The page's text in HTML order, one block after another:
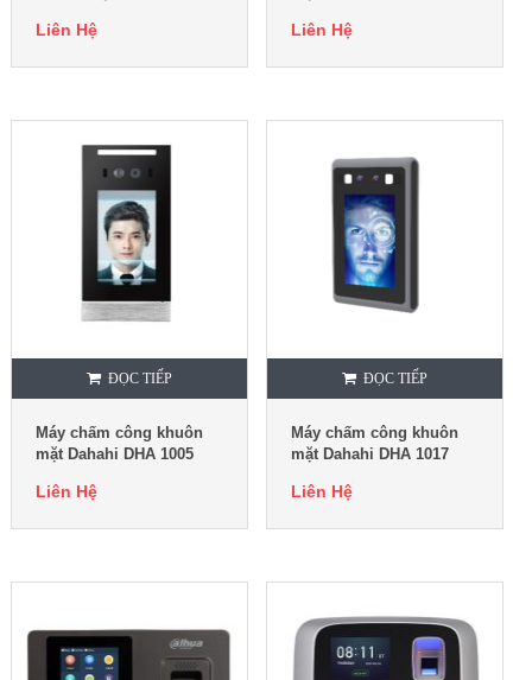
Liên Hệ Liên Hệ
ĐỌC TIẾP
Máy chấm công khuôn
mặt Dahahi DHA 1005
Liên Hệ
ĐỌC TIẾP
Máy chấm công khuôn
mặt Dahahi DHA 1017
Liên Hệ